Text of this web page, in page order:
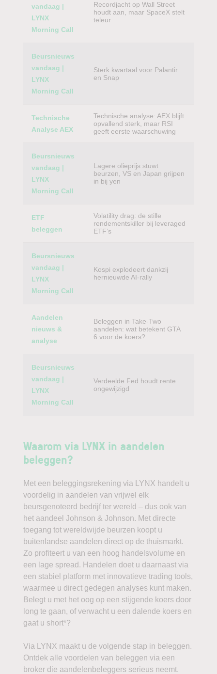
vandaag |
LYNX
Morning Call
Recordjacht op Wall Street
houdt aan, maar SpaceX stelt
teleur
Beursnieuws
vandaag |
LYNX
Morning Call
Sterk kwartaal voor Palantir
en Snap
Technische
Analyse AEX
Technische analyse: AEX blijft
opvallend sterk, maar RSI
geeft eerste waarschuwing
Beursnieuws
vandaag |
LYNX
Morning Call
Lagere olieprijs stuwt
beurzen, VS en Japan grijpen
in bij yen
ETF
beleggen
Volatility drag: de stille
rendementskiller bij leveraged
ETF’s
Beursnieuws
vandaag |
LYNX
Morning Call
Kospi explodeert dankzij
hernieuwde AI-rally
Aandelen
nieuws &
analyse
Beleggen in Take-Two
aandelen: wat betekent GTA
6 voor de koers?
Beursnieuws
vandaag |
LYNX
Morning Call
Verdeelde Fed houdt rente
ongewijzigd
Waarom via LYNX in aandelen
beleggen?
Met een beleggingsrekening via LYNX handelt u
voordelig in aandelen van vrijwel elk
beursgenoteerd bedrijf ter wereld – dus ook van
het aandeel Johnson & Johnson. Met directe
toegang tot wereldwijde beurzen koopt u
buitenlandse aandelen direct op de thuismarkt.
Zo profiteert u van een hoog handelsvolume en
een lage spread. Handelen doet u daarnaast via
een stabiel platform met innovatieve trading tools,
waarmee u direct gedegen analyses kunt maken.
Belegt u met het oog op een stijgende koers door
long te gaan, of verwacht u een dalende koers en
gaat u short*?
Via LYNX maakt u de volgende stap in beleggen.
Ontdek alle voordelen van beleggen via een
broker die aandelenbeleggers serieus neemt.